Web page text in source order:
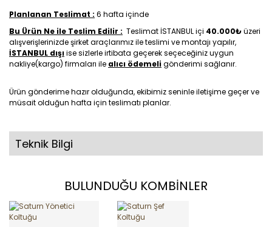
Planlanan Teslimat : 6 hafta içinde
Bu Ürün Ne ile Teslim Edilir : Teslimat İSTANBUL içi 40.000₺üzeri
alışverişlerinizde şirket araçlarımız ile teslimi ve montajı yapılır,
İSTANBUL dışıise sizlerle irtibata geçerek seçeceğiniz uygun
nakliye(kargo) firmaları ile alıcı ödemeligönderimi sağlanır.
Ürün gönderime hazır olduğunda, ekibimiz seninle iletişime geçer ve
müsait olduğun hafta için teslimatı planlar.
Teknik Bilgi
BULUNDUĞU KOMBİNLER